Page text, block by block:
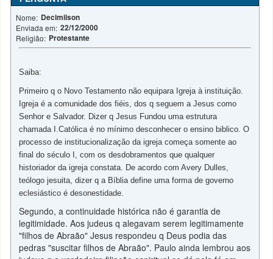
Nome: Decimilson
Enviada em: 22/12/2000
Religião: Protestante
Saiba:
Primeiro q o Novo Testamento não equipara Igreja à instituição.
Igreja é a comunidade dos fiéis, dos q seguem a Jesus como
Senhor e Salvador. Dizer q Jesus Fundou uma estrutura
chamada I.Católica é no mínimo desconhecer o ensino biblico. O
processo de institucionalização da igreja começa somente ao
final do século I, com os desdobramentos que qualquer
historiador da igreja constata. De acordo com Avery Dulles,
teólogo jesuita, dizer q a Bíblia define uma forma de governo
eclesiástico é desonestidade.
Segundo, a continuidade histórica não é garantia de
legitimidade. Aos judeus q alegavam serem legitimamente
"filhos de Abraão" Jesus respondeu q Deus podia das
pedras "suscitar filhos de Abraão". Paulo ainda lembrou aos